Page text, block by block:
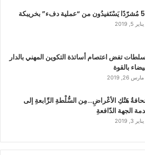
بخريبكة
يناير 5, 2019
تفض اعتصام أساتذة التكوين المهني بالدار
بالقوة
مارس 26, 2019
هَتْكِ الأعْراضِ…مِن السُّلْطةِ الرِّابعةِ إلى
الجهة الدّافعةِ
يناير 3, 2019